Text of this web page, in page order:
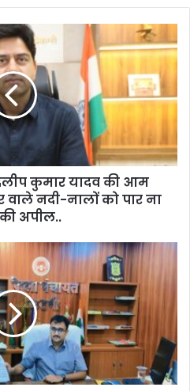
कुमार यादव की आम
नदी-नालों को पार ना
अपील..